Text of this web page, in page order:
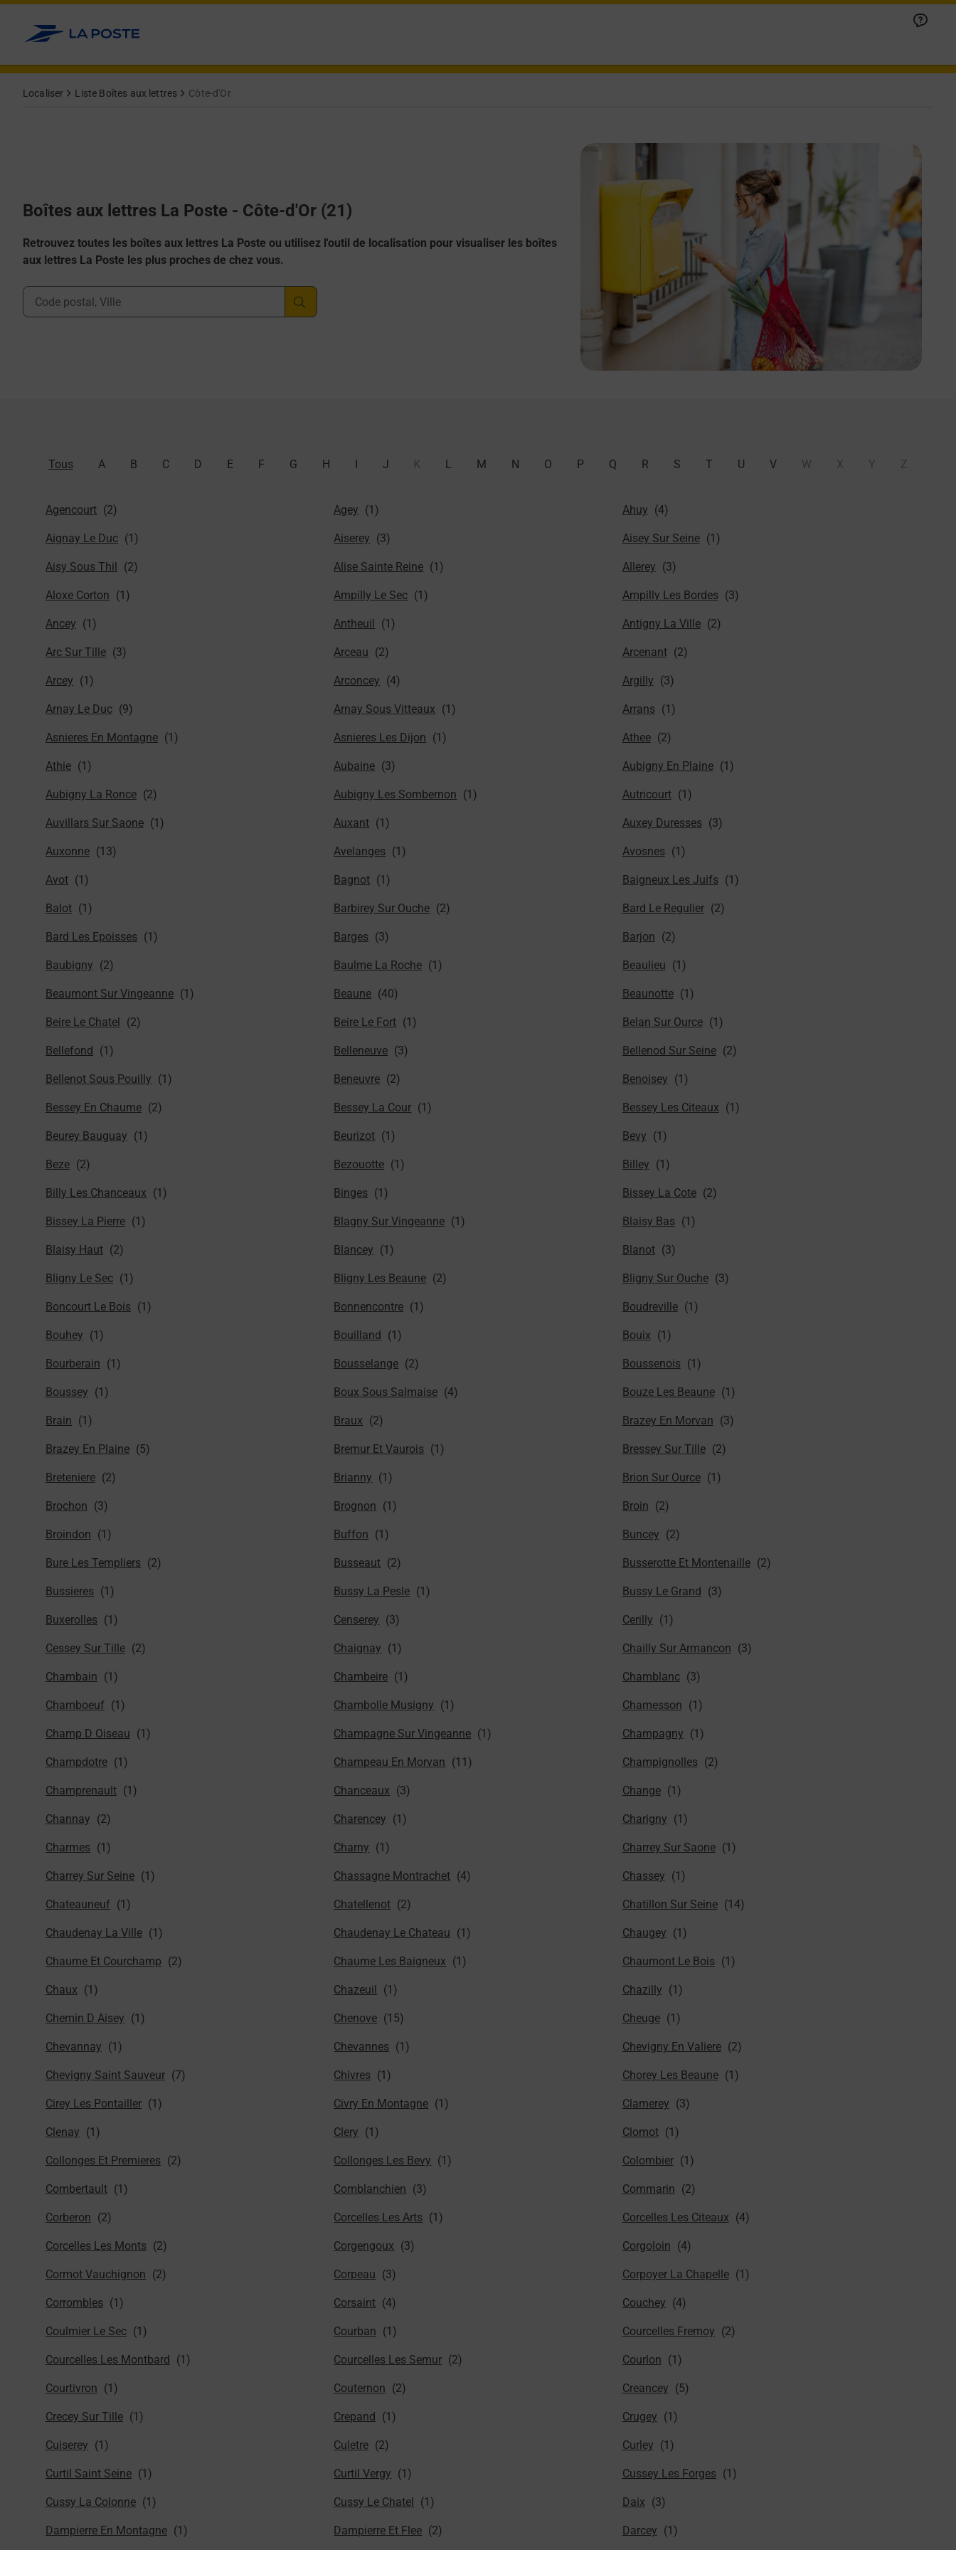
Allez au contenu
Localiser Liste Boîtes aux lettres Côte-d'Or
Boîtes aux lettres La Poste - Côte-d'Or (21)
Retrouvez toutes les boîtes aux lettres La Poste ou utilisez l'outil de localisation pour visualiser les boîtes
aux lettres La Poste les plus proches de chez vous.
Ville, Département, Code Postal
Tous A B C D E F G H J K L M N O P Q R S T U V W X Y Z
Agencourt Agey Ahuy
Aignay Le Duc Aiserey Aisey Sur Seine
Aisy Sous Thil Alise Sainte Reine Allerey
Aloxe Corton Ampilly Le Sec Ampilly Les Bordes
Ancey Antheuil Antigny La Ville
Arc Sur Tille Arceau Arcenant
Arcey Arconcey Argilly
Arnay Le Duc Arnay Sous Vitteaux Arrans
Asnieres En Montagne Asnieres Les Dijon Athee
Athie Aubaine Aubigny En Plaine
Aubigny La Ronce Aubigny Les Sombernon Autricourt
Auvillars Sur Saone Auxant Auxey Duresses
Auxonne Avelanges Avosnes
Avot Bagnot Baigneux Les Juifs
Balot Barbirey Sur Ouche Bard Le Regulier
Bard Les Epoisses Barges Barjon
Baubigny Baulme La Roche Beaulieu
Beaumont Sur Vingeanne Beaune Beaunotte
Beire Le Chatel Beire Le Fort Belan Sur Ource
Bellefond Belleneuve Bellenod Sur Seine
Bellenot Sous Pouilly Beneuvre Benoisey
Bessey En Chaume Bessey La Cour Bessey Les Citeaux
Beurey Bauguay Beurizot Bevy
Beze Bezouotte Billey
Billy Les Chanceaux Binges Bissey La Cote
Bissey La Pierre Blagny Sur Vingeanne Blaisy Bas
Blaisy Haut Blancey Blanot
Bligny Le Sec Bligny Les Beaune Bligny Sur Ouche
Boncourt Le Bois Bonnencontre Boudreville
Bouhey Bouilland Bouix
Bourberain Bousselange Boussenois
Boussey Boux Sous Salmaise Bouze Les Beaune
Brain Braux Brazey En Morvan
Brazey En Plaine Bremur Et Vaurois Bressey Sur Tille
Breteniere Brianny Brion Sur Ource
Brochon Brognon Broin
Broindon Buffon Buncey
Bure Les Templiers Busseaut Busserotte Et Montenaille
Bussieres Bussy La Pesle Bussy Le Grand
Buxerolles Censerey Cerilly
Cessey Sur Tille Chaignay Chailly Sur Armancon
Chambain Chambeire Chamblanc
Chamboeuf Chambolle Musigny Chamesson
Champ D Oiseau Champagne Sur Vingeanne Champagny
Champdotre Champeau En Morvan Champignolles
Champrenault Chanceaux Change
Channay Charencey Charigny
Charmes Charny Charrey Sur Saone
Charrey Sur Seine Chassagne Montrachet Chassey
Chateauneuf Chatellenot Chatillon Sur Seine
Chaudenay La Ville Chaudenay Le Chateau Chaugey
Chaume Et Courchamp Chaume Les Baigneux Chaumont Le Bois
Chaux Chazeuil Chazilly
Chemin D Aisey Chenove Cheuge
Chevannay Chevannes Chevigny En Valiere
Chevigny Saint Sauveur Chivres Chorey Les Beaune
Cirey Les Pontailler Civry En Montagne Clamerey
Clenay Clery Clomot
Collonges Et Premieres Collonges Les Bevy Colombier
Combertault Comblanchien Commarin
Corberon Corcelles Les Arts Corcelles Les Citeaux
Corcelles Les Monts Corgengoux Corgoloin
Cormot Vauchignon Corpeau Corpoyer La Chapelle
Corrombles Corsaint Couchey
Coulmier Le Sec Courban Courcelles Fremoy
Courcelles Les Montbard Courcelles Les Semur Courlon
Courtivron Couternon Creancey
Crecey Sur Tille Crepand Crugey
Cuiserey Culetre Curley
Curtil Saint Seine Curtil Vergy Cussey Les Forges
Cussy La Colonne Cussy Le Chatel Daix
Dampierre En Montagne Dampierre Et Flee Darcey